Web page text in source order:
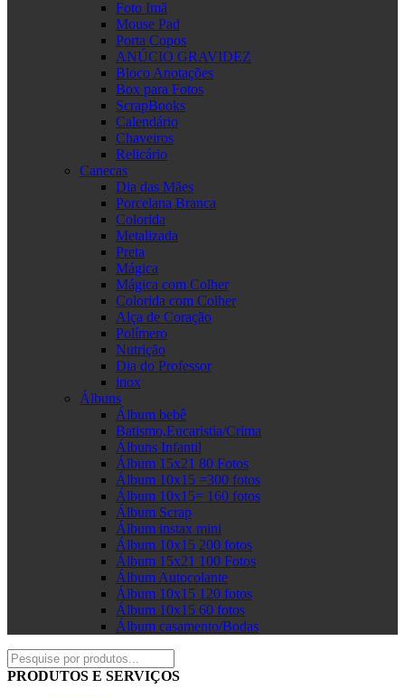
Foto Imã
Mouse Pad
Porta Copos
ANÚCIO GRAVIDEZ
Bloco Anotações
Box para Fotos
ScrapBooks
Calendário
Chaveiros
Relicário
Canecas
Dia das Mães
Porcelana Branca
Colorida
Metalizada
Preta
Mágica
Mágica com Colher
Colorida com Colher
Alça de Coração
Polímero
Nutrição
Dia do Professor
inox
Álbuns
Álbum bebê
Batismo,Eucaristia/Crima
Álbuns Infantil
Álbum 15x21 80 Fotos
Álbum 10x15 =300 fotos
Álbum 10x15= 160 fotos
Álbum Scrap
Álbum instax mini
Álbum 10x15 200 fotos
Álbum 15x21 100 Fotos
Álbum Autocolante
Álbum 10x15 120 fotos
Álbum 10x15 60 fotos
Álbum casamento/Bodas
PRODUTOS E SERVIÇOS